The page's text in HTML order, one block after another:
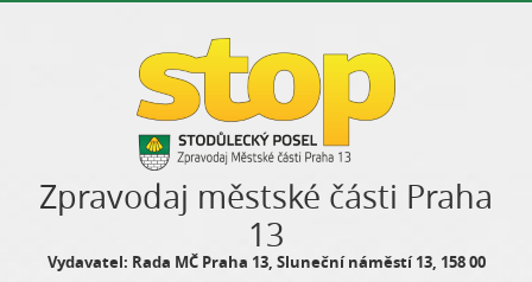
Zpravodaj městské části Praha
13
Vydavatel: Rada MČ Praha 13, Sluneční náměstí 13, 158 00